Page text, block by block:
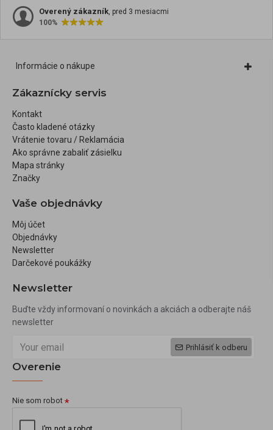
Overený zákazník, pred 3 mesiacmi
100%
Informácie o nákupe
Zákaznícky servis
Kontakt
Často kladené otázky
Vrátenie tovaru / Reklamácia
Ako správne zabaliť zásielku
Mapa stránky
Značky
Vaše objednávky
Môj účet
Objednávky
Newsletter
Darčekové poukážky
Newsletter
Buďte vždy informovaní o novinkách a akciách a odberajte náš
newsletter
Prihlásiť k odberu
Overenie
Nie som robot